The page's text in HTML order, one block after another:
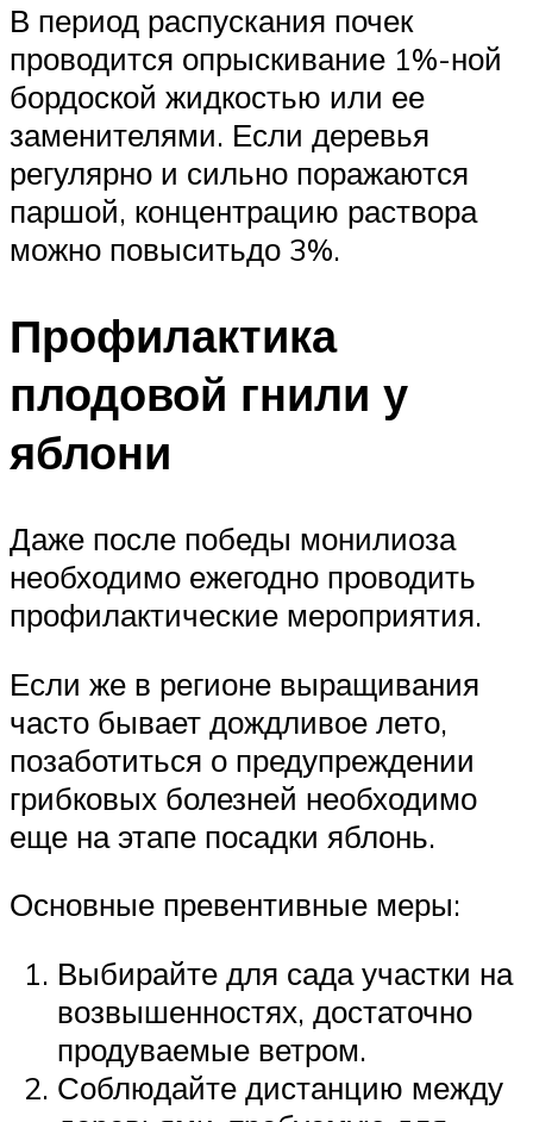
В период распускания почек
проводится опрыскивание 1%-ной
бордоской жидкостью или ее
заменителями. Если деревья
регулярно и сильно поражаются
паршой, концентрацию раствора
можно повыситьдо 3%.
Профилактика
плодовой гнили у
яблони
Даже после победы монилиоза
необходимо ежегодно проводить
профилактические мероприятия.
Если же в регионе выращивания
часто бывает дождливое лето,
позаботиться о предупреждении
грибковых болезней необходимо
еще на этапе посадки яблонь.
Основные превентивные меры:
Выбирайте для сада участки на
возвышенностях, достаточно
продуваемые ветром.
Соблюдайте дистанцию между